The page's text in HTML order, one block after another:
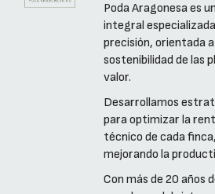
Poda Aragonesa es
integral
precisión, orientada
sostenibilidad de las
valor.
Desarrollamos
para optimizar la
técnico de cada
mejorando la
Con más de 20 años